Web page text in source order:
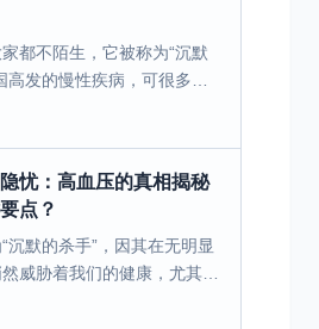
都不陌生，它被称为“沉默
高发的慢性疾病，可很多人
解它的本质、危害和防控要
忧：高血压的真相揭秘
点？
沉默的杀手”，因其在无明显
威胁着我们的健康，尤其在
速发展的环境中。 一、沉